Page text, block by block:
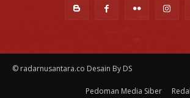
© radarnusantara.co Desain By DS
Pedoman Media Siber